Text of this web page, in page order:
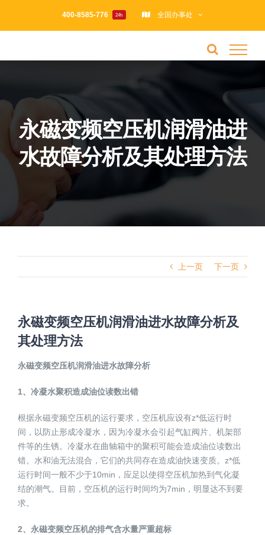
400-8585-776 24h 全国办事处
永磁变频空压机润滑油进
水故障分析及其处理方法
上一页 下一页
永磁变频空压机润滑油进水故障分析及
其处理方法
永磁变频空压机润滑油进水故障分析
1、冷凝水聚积造成油位读数出错
根据永磁变频空压机的运行要求，空压机应设有z*低运行时
间，以防止形成冷凝水，因为冷凝水会引起气缸阀片、机架部
件等的生锈。冷凝水在曲轴箱中的聚积可能会造成油位读数出
错。水和油无法混合，它们的共同存在造成油快速变质。z*低
运行时间一般不少于10min，应足以使得空压机加热到气化凝
结的潮气。目前，空压机的运行时间均为7min，明显达不到要
求。
2、永磁变频空压机的排气含水量严重超标